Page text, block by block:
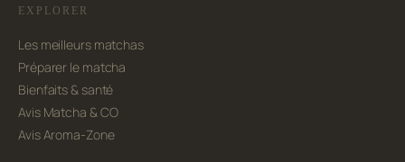
EXPLORER
Les meilleurs matchas
Préparer le matcha
Bienfaits & santé
Avis Matcha & CO
Avis Aroma-Zone